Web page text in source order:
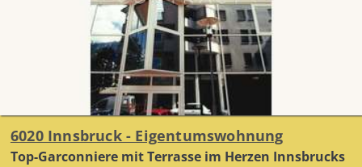
6020 Innsbruck - Eigentumswohnung
Top-Garconniere mit Terrasse im Herzen Innsbrucks